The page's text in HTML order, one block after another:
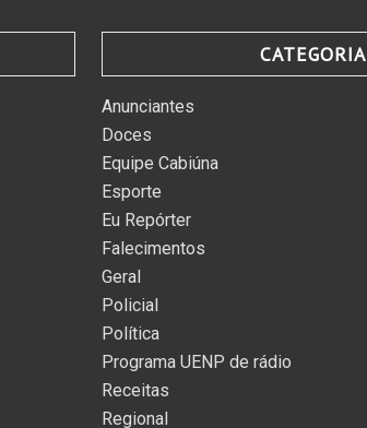
CATEGORIA
Anunciantes
Doces
Equipe Cabiúna
Esporte
Eu Repórter
Falecimentos
Geral
Policial
Política
Programa UENP de rádio
Receitas
Regional